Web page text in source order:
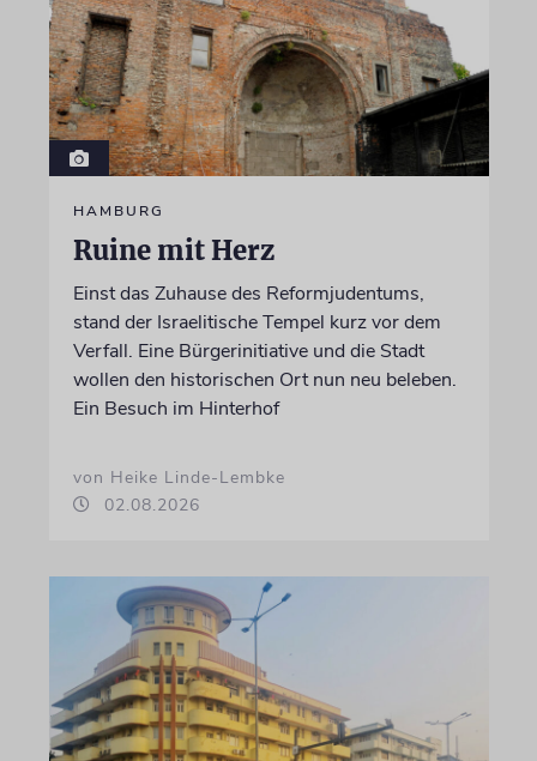
HAMBURG
Ruine mit Herz
Einst das Zuhause des Reformjudentums,
stand der Israelitische Tempel kurz vor dem
Verfall. Eine Bürgerinitiative und die Stadt
wollen den historischen Ort nun neu beleben.
Ein Besuch im Hinterhof
von Heike Linde-Lembke
02.08.2026